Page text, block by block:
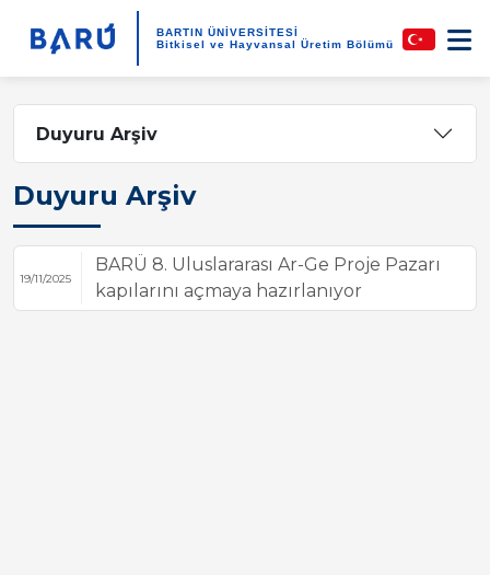
BARTIN ÜNİVERSİTESİ
Bitkisel ve Hayvansal Üretim Bölümü
Duyuru Arşiv
Duyuru Arşiv
19/11/2025
BARÜ 8. Uluslararası Ar-Ge Proje Pazarı
kapılarını açmaya hazırlanıyor